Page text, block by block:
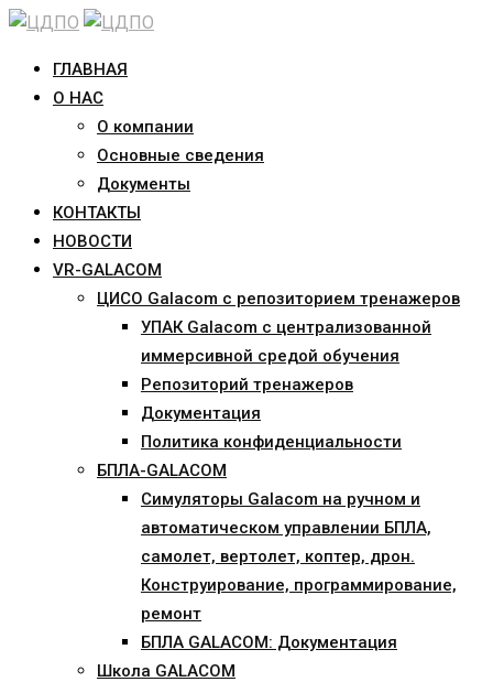
Skip
contentГЛАВНАЯ
О НАС
О компании
Основные сведения
Документы
КОНТАКТЫ
НОВОСТИ
VR-GALACOM
ЦИСО Galacom с репозиторием тренажеров
УПАК Galacom с централизованной
иммерсивной средой обучения
Репозиторий тренажеров
Документация
Политика конфиденциальности
БПЛА-GALACOM
Симуляторы Galacom на ручном и
автоматическом управлении БПЛА,
самолет, вертолет, коптер, дрон.
Конструирование, программирование,
ремонт
БПЛА GALACOM: Документация
Школа GALACOM